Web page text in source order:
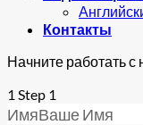
Контакты
Начните работать с
1 Step 1
ИмяВаше Имя